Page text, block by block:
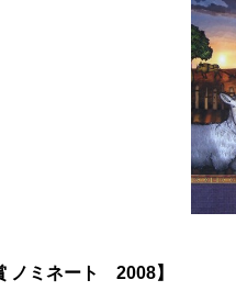
ノミネート 2008】